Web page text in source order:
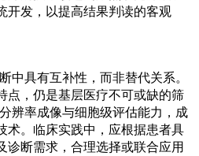
开发，以提高结果判读的客观
中具有互补性，而非替代关系。
点，仍是基层医疗不可或缺的筛
辨率成像与细胞级评估能力，成
术。临床实践中，应根据患者具
诊断需求，合理选择或联合应用